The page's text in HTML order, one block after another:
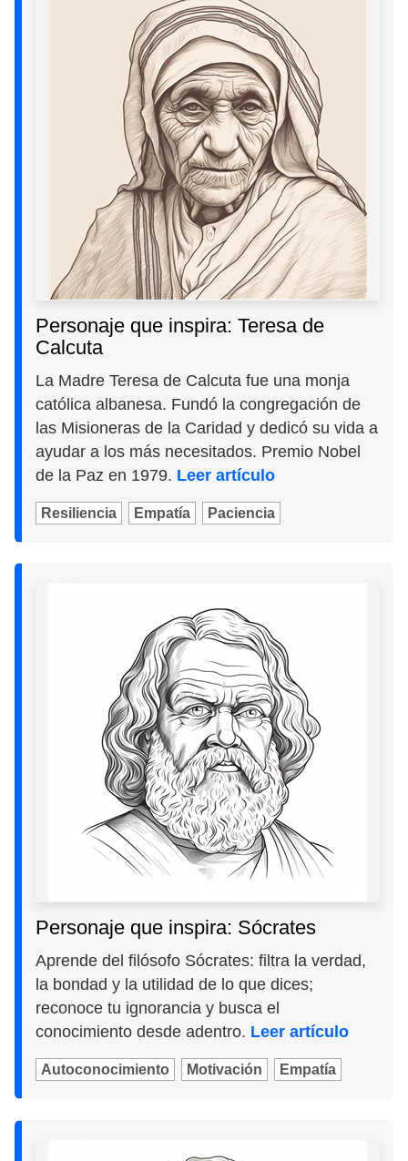
Personaje que inspira: Teresa de
Calcuta
La Madre Teresa de Calcuta fue una monja
católica albanesa. Fundó la congregación de
las Misioneras de la Caridad y dedicó su vida a
ayudar a los más necesitados. Premio Nobel
de la Paz en 1979. Leer artículo
Resiliencia Empatía Paciencia
Personaje que inspira: Sócrates
Aprende del filósofo Sócrates: filtra la verdad,
la bondad y la utilidad de lo que dices;
reconoce tu ignorancia y busca el
conocimiento desde adentro. Leer artículo
Autoconocimiento Motivación Empatía